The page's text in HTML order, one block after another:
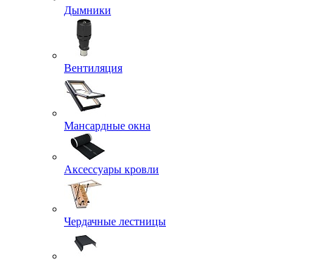
Дымники
Вентиляция
Мансардные окна
Аксессуары кровли
Чердачные лестницы